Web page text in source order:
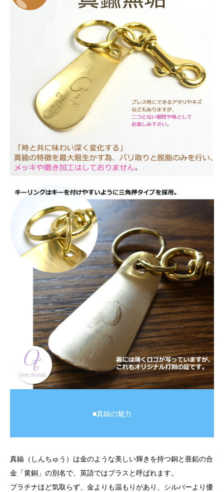
■真鍮の魅力
真鍮（しんちゅう）は金のような美しい輝きを持つ銅と亜鉛の合
金「黄銅」の別名で、英語ではブラスと呼ばれます。
プラチナほど気取らず、金よりも温もりがあり、シルバーより優